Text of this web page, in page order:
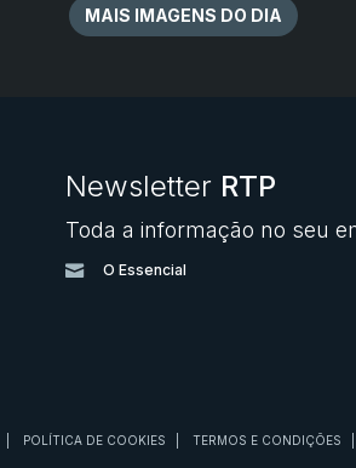
MAIS IMAGENS DO DIA
Newsletter RTP
Toda a informação no seu
O Essencial
POLÍTICA DE COOKIES TERMOS E CONDIÇÕES